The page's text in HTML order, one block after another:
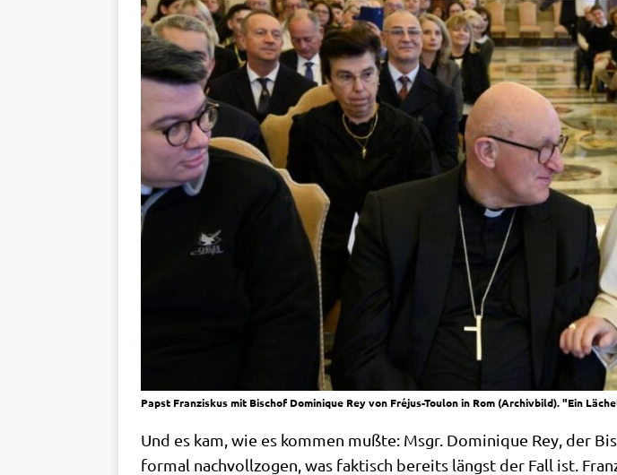
Papst Franziskus mit Bischof Dominique Rey von Fréjus-Toulon in Rom (Archivbild). "Ein
Und es kam, wie es kom­men muß­te: Msgr. Domi­ni­que Rey, der
for­mal nach­voll­zo­gen, was fak­tisch bereits längst der Fall ist.